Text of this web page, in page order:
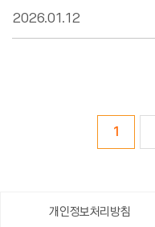
2026.01.12
1
개인정보처리방침